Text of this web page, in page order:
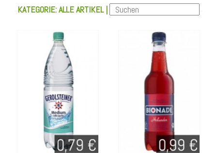
KATEGORIE: ALLE ARTIKEL |
Details